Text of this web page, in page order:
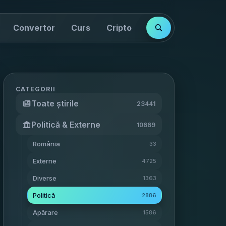
Convertor Curs Cripto Cotații
CATEGORII
Toate știrile 23441
Politică & Externe 10669
România 33
Externe 4725
Diverse 1363
Politică 2886
Apărare 1586